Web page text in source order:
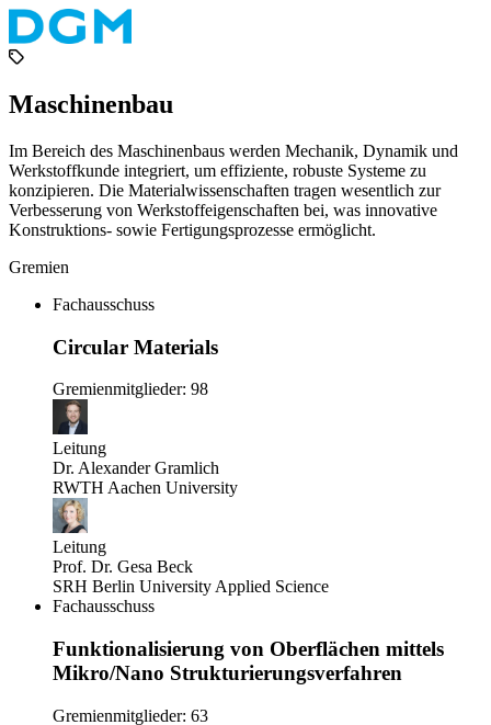
Maschinenbau
Im Bereich des Maschinenbaus werden Mechanik, Dynamik und
Werkstoffkunde integriert, um effiziente, robuste Systeme zu
konzipieren. Die Materialwissenschaften tragen wesentlich zur
Verbesserung von Werkstoffeigenschaften bei, was innovative
Konstruktions- sowie Fertigungsprozesse ermöglicht.
Gremien
Fachausschuss
Circular Materials
Gremienmitglieder: 98
Leitung
Dr. Alexander Gramlich
RWTH Aachen University
Leitung
Prof. Dr. Gesa Beck
SRH Berlin University Applied Science
Fachausschuss
Funktionalisierung von Oberflächen mittels
Mikro/Nano Strukturierungsverfahren
Gremienmitglieder: 63